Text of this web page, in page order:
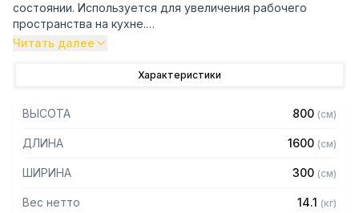
состоянии. Используется для увеличения рабочего
пространства на кухне.
0,8 мм
— Каркас - труба 20х20 из нержавеющей стали марки AISI
304 толщиной 1,2 мм
— Разборная конструкция
Читать далее
Характеристики
ВЫСОТА 800 (см)
ДЛИНА 1600 (см)
ШИРИНА 300 (см)
Вес нетто 14.1 (кг)